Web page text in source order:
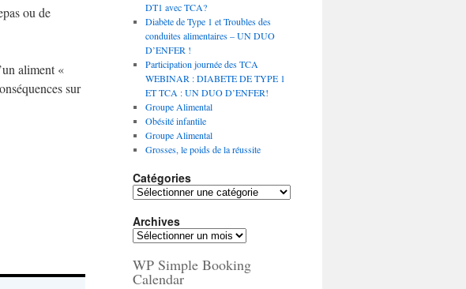
ou de
aliment «
sur
DT1 avec TCA?
Diabète de Type 1 et Troubles des
conduites alimentaires – UN DUO
D’ENFER !
Participation journée des TCA
WEBINAR : DIABETE DE TYPE 1
ET TCA : UN DUO D’ENFER!
Groupe Alimental
Obésité infantile
Groupe Alimental
Grosses, le poids de la réussite
Catégories
Archives
WP Simple Booking
Calendar